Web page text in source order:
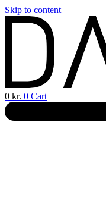
Skip to content
0 kr. 0 Cart